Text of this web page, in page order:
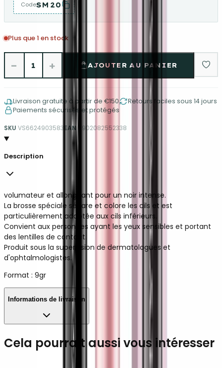
CodeSM20
Plus que 1 en stock
− 1 + AJOUTER AU PANIER
Livraison gratuite à partir de €150
Retours faciles sous 14 jours
Paiements sécurisés et protégés
SKU VS6624903583EAN 5902082552338
Description
volumateur et allongeant pour un noir intense.
La brosse spéciale sépare et colore les cils et est
particulièrement adaptée aux cils inférieurs.
Convient aux personnes ayant les yeux sensibles et portant
des lentilles de contact.
Produit sous la supervision de dermatologues et
d'ophtalmologistes.
Format : 9gr
Informations de livraison
Cela pourrait aussi vous intéresser